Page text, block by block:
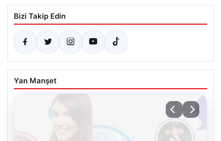
Bizi Takip Edin
Yan Manşet